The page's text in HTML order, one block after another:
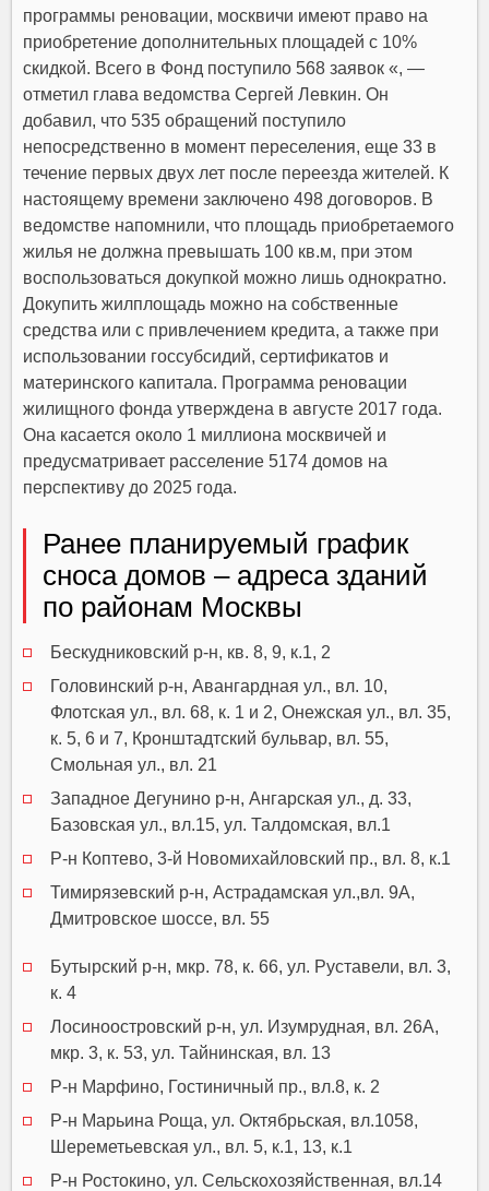
программы реновации, москвичи имеют право на
приобретение дополнительных площадей с 10%
скидкой. Всего в Фонд поступило 568 заявок «, —
отметил глава ведомства Сергей Левкин. Он
добавил, что 535 обращений поступило
непосредственно в момент переселения, еще 33 в
течение первых двух лет после переезда жителей. К
настоящему времени заключено 498 договоров. В
ведомстве напомнили, что площадь приобретаемого
жилья не должна превышать 100 кв.м, при этом
воспользоваться докупкой можно лишь однократно.
Докупить жилплощадь можно на собственные
средства или с привлечением кредита, а также при
использовании госсубсидий, сертификатов и
материнского капитала. Программа реновации
жилищного фонда утверждена в августе 2017 года.
Она касается около 1 миллиона москвичей и
предусматривает расселение 5174 домов на
перспективу до 2025 года.
Ранее планируемый график
сноса домов – адреса зданий
по районам Москвы
Бескудниковский р-н, кв. 8, 9, к.1, 2
Головинский р-н, Авангардная ул., вл. 10,
Флотская ул., вл. 68, к. 1 и 2, Онежская ул., вл. 35,
к. 5, 6 и 7, Кронштадтский бульвар, вл. 55,
Смольная ул., вл. 21
Западное Дегунино р-н, Ангарская ул., д. 33,
Базовская ул., вл.15, ул. Талдомская, вл.1
Р-н Коптево, 3-й Новомихайловский пр., вл. 8, к.1
Тимирязевский р-н, Астрадамская ул.,вл. 9А,
Дмитровское шоссе, вл. 55
Бутырский р-н, мкр. 78, к. 66, ул. Руставели, вл. 3,
к. 4
Лосиноостровский р-н, ул. Изумрудная, вл. 26А,
мкр. 3, к. 53, ул. Тайнинская, вл. 13
Р-н Марфино, Гостиничный пр., вл.8, к. 2
Р-н Марьина Роща, ул. Октябрьская, вл.1058,
Шереметьевская ул., вл. 5, к.1, 13, к.1
Р-н Ростокино, ул. Сельскохозяйственная, вл.14